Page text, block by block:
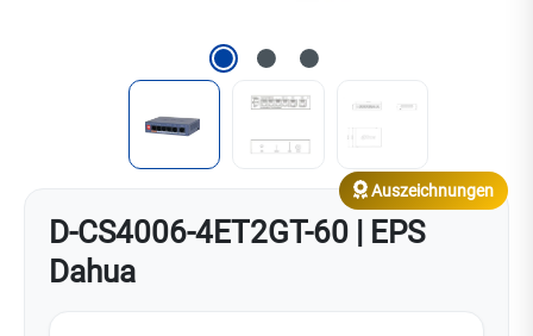
D-CS4006-4ET2GT-60 | EPS
Dahua
Auszeichnungen